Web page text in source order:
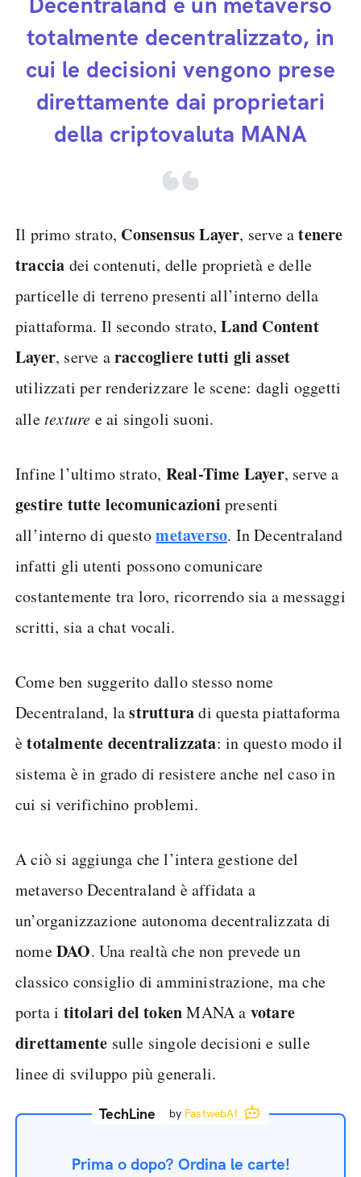
totalmente decentralizzato, in
cui le decisioni vengono prese
direttamente dai proprietari
della criptovaluta MANA
Il primo strato, Consensus Layer, serve atenere
traccia dei contenuti, delle proprietà e delle
particelle di terreno presenti all’interno della
piattaforma. Il secondo strato,Land Content
Layer, serve araccogliere tutti gli asset
utilizzati per renderizzare le scene: dagli oggetti
alletexture e ai singoli suoni.
Infine l’ultimo strato, Real-Time Layer, serve a
gestire tutte lecomunicazioni presenti
all’interno di questometaverso. In Decentraland
infatti gli utenti possono comunicare
costantemente tra loro, ricorrendo sia a messaggi
scritti, sia a chat vocali.
Come ben suggerito dallo stesso nome
Decentraland, lastrutturadi questa piattaforma
ètotalmente decentralizzata: in questo modo il
sistema è in grado di resistere anche nel caso in
cui si verifichino problemi.
A ciò si aggiunga che l’intera gestione del
metaverso Decentraland è affidata a
un’organizzazione autonoma decentralizzata di
nomeDAO. Una realtà che non prevede un
classico consiglio di amministrazione, ma che
porta i titolari del tokenMANA a votare
direttamente sulle singole decisioni e sulle
linee di sviluppo più generali.
TechLine by FastwebAI
Prima o dopo? Ordina le carte!